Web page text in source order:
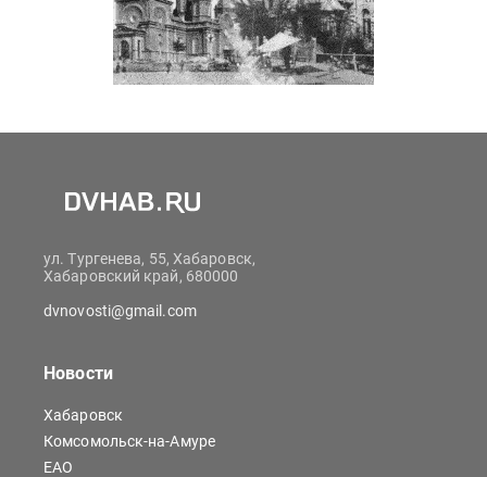
ул. Тургенева, 55, Хабаровск,
Хабаровский край, 680000
dvnovosti@gmail.com
Новости
Хабаровск
Комсомольск-на-Амуре
ЕАО